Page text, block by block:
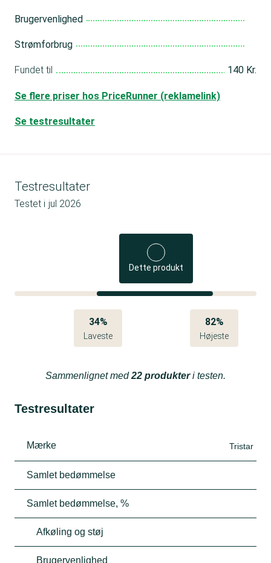
Brugervenlighed
Strømforbrug
Fundet til 140 Kr.
Se flere priser hos PriceRunner (reklamelink)
Se testresultater
Testresultater
Testet i jul 2026
Dette produkt
34%
Laveste
82%
Højeste
Sammenlignet med22 produkteri testen.
Testresultater
Mærke Tristar
Samlet bedømmelse
Samlet bedømmelse, %
Afkøling og støj
Brugervenlighed